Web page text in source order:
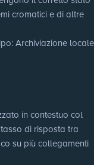
cromatici e di altre
: Archiviazione locale
in contestuo col
di risposta tra
su più collegamenti